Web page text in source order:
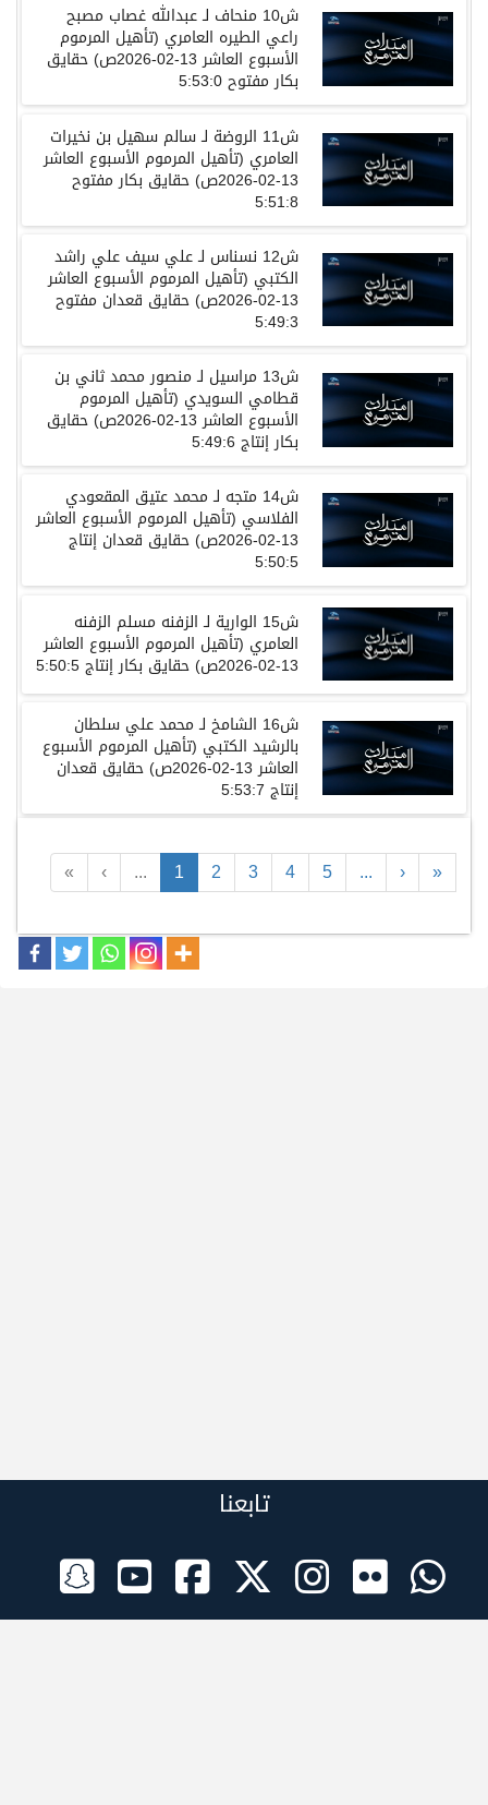
« ‹ ... 1 2 3 4 5 ... › »
ش10 منحاف لـعبدالله غصاب مصبح
راعي الطيره العامري (تأهيل المرموم
الأسبوع العاشر13-02-2026 ص)حقايق
بكار مفتوح5:53:0
ش11 الروضة لـسالم سهيل بن نخيرات
العامري (تأهيل المرموم الأسبوع العاشر
13-02-2026 ص)حقايق بكار مفتوح
5:51:8
ش12 نسناس لـعلي سيف علي راشد
الكتبي (تأهيل المرموم الأسبوع العاشر
13-02-2026 ص)حقايق قعدان مفتوح
5:49:3
ش13 مراسيل لـ منصور محمد ثاني بن
قطامي السويدي (تأهيل المرموم
الأسبوع العاشر13-02-2026 ص)حقايق
بكار إنتاج 5:49:6
ش14 متجه لـ محمد عتيق المقعودي
الفلاسي (تأهيل المرموم الأسبوع العاشر
13-02-2026 ص)حقايق قعدان إنتاج
5:50:5
ش15 الوارية لـ الزفنه مسلم الزفنه
العامري (تأهيل المرموم الأسبوع العاشر
13-02-2026 ص)حقايق بكار إنتاج5:50:5
ش16 الشامخ لـ محمد علي سلطان
بالرشيد الكتبي (تأهيل المرموم الأسبوع
العاشر13-02-2026 ص)حقايق قعدان
إنتاج 5:53:7
تابعنا